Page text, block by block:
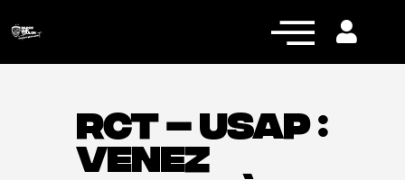
Actualités
RCT – USAP :
VENEZ